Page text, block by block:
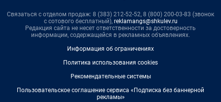
Связаться с отделом продаж: 8 (383) 212-52-52, 8 (800) 200-03-83 (звонок
с сотового бесплатный), reklamangs@shkulev.ru
Редакция сайта не несет ответственности за достоверность
информации, содержащейся в рекламных объявлениях.
Информация об ограничениях
Политика использования cookies
Рекомендательные системы
Пользовательское соглашение сервиса «Подписка без баннерной
рекламы»